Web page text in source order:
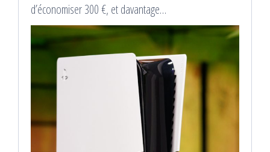
d’économiser 300 €, et davantage…